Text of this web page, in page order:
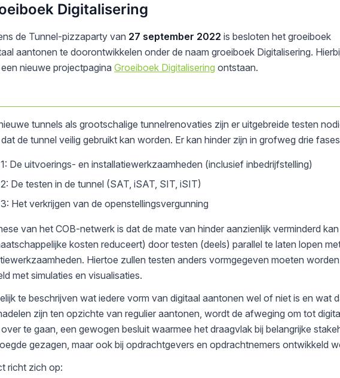
Digitalisering
de Tunnel-pizzaparty van 27 september 2022 is besloten het groeiboek
aantonen te doorontwikkelen onder de naam groeiboek Digitalisering.
nieuwe projectpagina Groeiboek Digitalisering ontstaan.
tunnels als grootschalige tunnelrenovaties zijn er uitgebreide testen
de tunnel veilig gebruikt kan worden. Er kan hinder zijn in grofweg drie
De uitvoerings- en installatiewerkzaamheden (inclusief inbedrijfstelling)
De testen in de tunnel (SAT, iSAT, SIT, iSIT)
Het verkrijgen van de openstellingsvergunning
van het COB-netwerk is dat de mate van hinder aanzienlijk verminderd
kosten reduceert) door testen (deels) parallel te laten lopen
Hiertoe zullen testen anders vormgegeven moeten
met simulaties en visualisaties.
te beschrijven wat iedere vorm van digitaal aantonen wel of niet is en wat
zijn ten opzichte van regulier aantonen, wordt de afweging om tot
te gaan, een gewogen besluit waarmee het draagvlak bij belangrijke
gezagen, maar ook bij opdrachtgevers en opdrachtnemers ontwikkeld
richt zich op: